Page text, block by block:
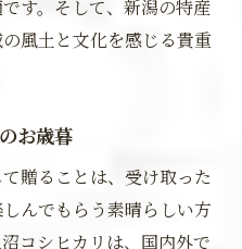
す。そして、新潟の特産
風土と文化を感じる貴重
お歳暮
贈ることは、受け取った
んでもらう素晴らしい方
コシヒカリは、国内外で